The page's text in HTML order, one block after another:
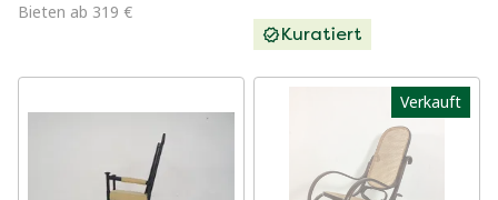
Bieten ab 319 €
Kuratiert
Verkauft